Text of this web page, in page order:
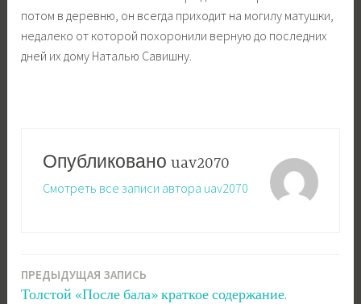
потом в деревню, он всегда приходит на могилу матушки,
недалеко от которой похоронили верную до последних
дней их дому Наталью Савишну.
Опубликовано uav2070
Смотреть все записи автора uav2070
Навигация
ПРЕДЫДУЩАЯ ЗАПИСЬ
Толстой «После бала» краткое содержание.